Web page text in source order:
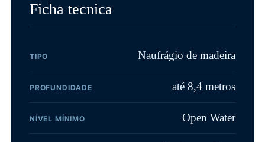
Ficha tecnica
TIPO Naufrágio de madeira
PROFUNDIDADE até 8,4 metros
NÍVEL MÍNIMO Open Water